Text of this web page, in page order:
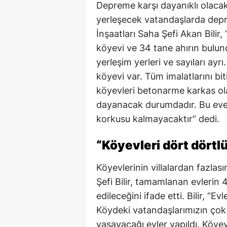
Depreme karşı dayanıklı
yerleşecek vatandaşlarda
İnşaatları Saha Şefi Akan
köyevi ve 34 tane ahırın
yerleşim yerleri ve sayıları
köyevi var. Tüm imalatlarını
köyevleri betonarme karkas
dayanacak durumdadır. Bu
korkusu kalmayacaktır” dedi.
“Köyevleri dört
Köyevlerinin villalardan
Şefi Bilir, tamamlanan evlerin
edileceğini ifade etti. Bilir,
Köydeki vatandaşlarımızın
yaşayacağı evler yapıldı.